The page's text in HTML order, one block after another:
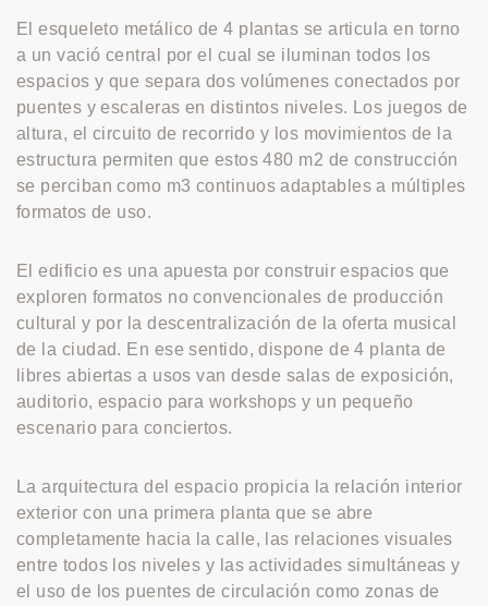
El esqueleto metálico de 4 plantas se articula en torno
a un vació central por el cual se iluminan todos los
espacios y que separa dos volúmenes conectados por
puentes y escaleras en distintos niveles. Los juegos de
altura, el circuito de recorrido y los movimientos de la
estructura permiten que estos 480 m2 de construcción
se perciban como m3 continuos adaptables a múltiples
formatos de uso.
El edificio es una apuesta por construir espacios que
exploren formatos no convencionales de producción
cultural y por la descentralización de la oferta musical
de la ciudad. En ese sentido, dispone de 4 planta de
libres abiertas a usos van desde salas de exposición,
auditorio, espacio para workshops y un pequeño
escenario para conciertos.
La arquitectura del espacio propicia la relación interior
exterior con una primera planta que se abre
completamente hacia la calle, las relaciones visuales
entre todos los niveles y las actividades simultáneas y
el uso de los puentes de circulación como zonas de